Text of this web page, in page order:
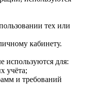
тех или
кабинету.
используются для:
учёта;
и требований